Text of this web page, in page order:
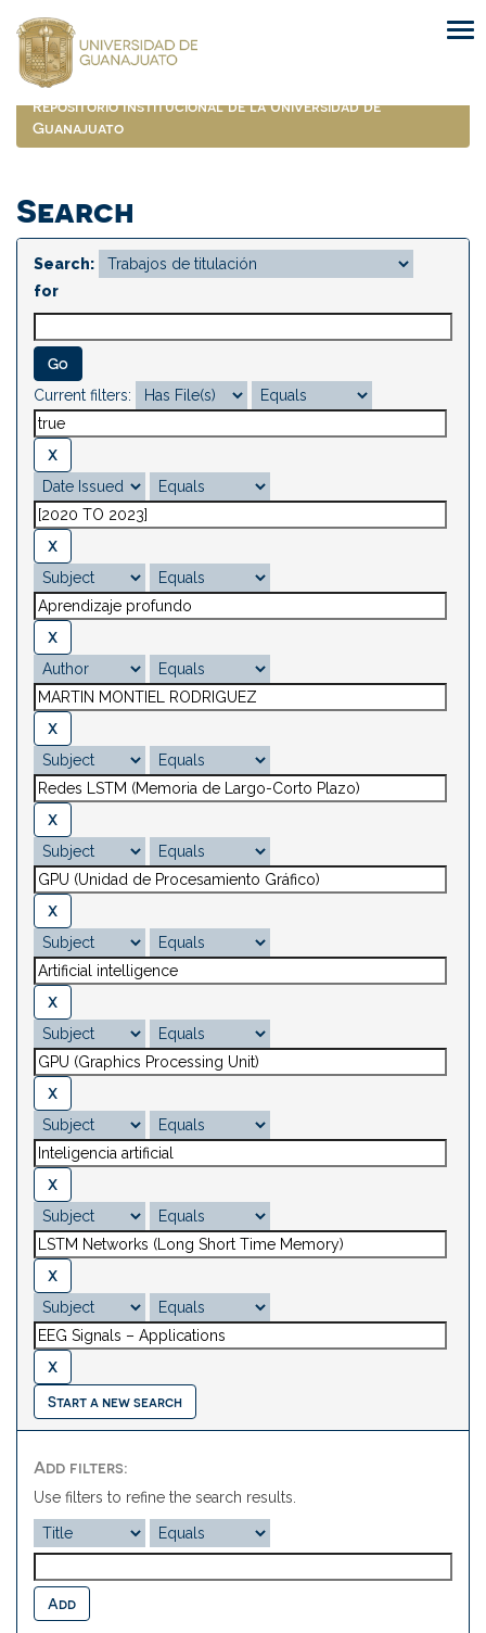
navigation
Repositorio Institucional de la Universidad de
Guanajuato
Search
Search:
for
Current filters:
Start a new search
Add filters:
Use filters to refine the search results.